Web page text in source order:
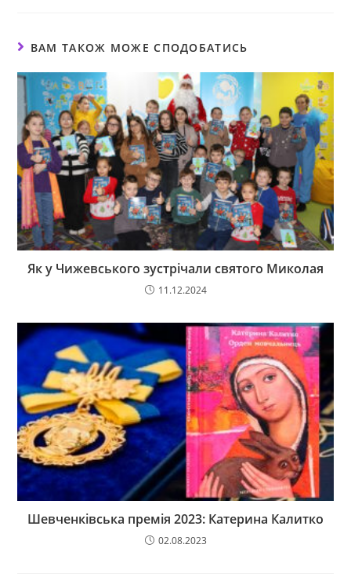
ВАМ ТАКОЖ МОЖЕ СПОДОБАТИСЬ
Як у Чижевського зустрічали святого Миколая
11.12.2024
Шевченківська премія 2023: Катерина Калитко
02.08.2023